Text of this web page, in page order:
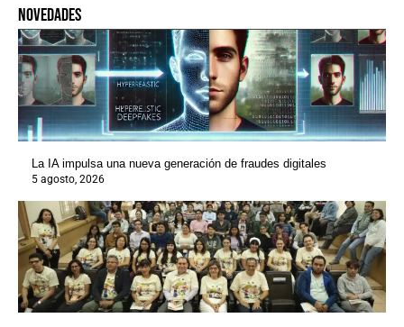
novedades
La IA impulsa una nueva generación de fraudes digitales
5 agosto, 2026